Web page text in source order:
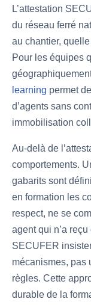
L’attestation
du réseau ferré
au chantier, quelle
Pour les équipes
learning permet
d’agents sans
immobilisation
Au-delà de
comportements.
gabarits sont
en formation les
respect, ne se
agent qui n’a
SECUFER
mécanismes, pas
règles. Cette
durable de la